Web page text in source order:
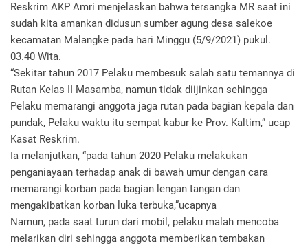
Reskrim AKP Amri menjelaskan bahwa tersangka MR saat ini
sudah kita amankan didusun sumber agung desa salekoe
kecamatan Malangke pada hari Minggu (5/9/2021) pukul.
03.40 Wita.
“Sekitar tahun 2017 Pelaku membesuk salah satu temannya di
Rutan Kelas II Masamba, namun tidak diijinkan sehingga
Pelaku memarangi anggota jaga rutan pada bagian kepala dan
pundak, Pelaku waktu itu sempat kabur ke Prov. Kaltim,” ucap
Kasat Reskrim.
Ia melanjutkan, “pada tahun 2020 Pelaku melakukan
penganiayaan terhadap anak di bawah umur dengan cara
memarangi korban pada bagian lengan tangan dan
mengakibatkan korban luka terbuka,”ucapnya
Namun, pada saat turun dari mobil, pelaku malah mencoba
melarikan diri sehingga anggota memberikan tembakan